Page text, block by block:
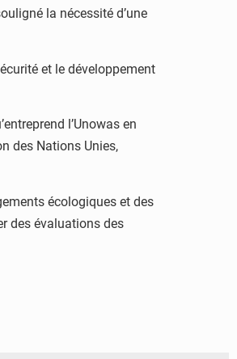
la nécessité d’une
et le développement
l’Unowas en
des Nations Unies,
écologiques et des
des évaluations des